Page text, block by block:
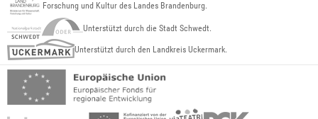
Forschung und Kultur des Landes Brandenburg.
Unterstützt durch die Stadt Schwedt.
Unterstützt durch den Landkreis Uckermark.